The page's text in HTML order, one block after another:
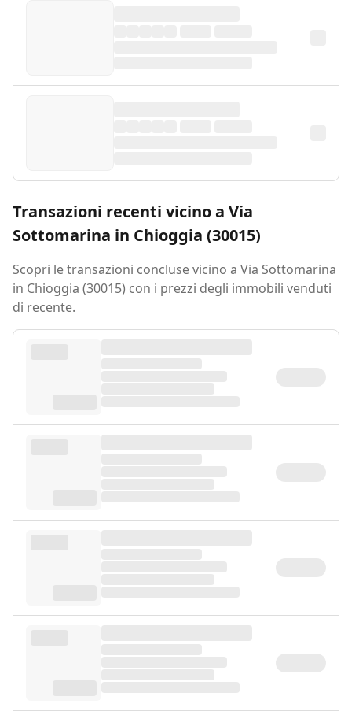
Transazioni recenti vicino a Via
Sottomarina in Chioggia (30015)
Scopri le transazioni concluse vicino a Via Sottomarina
in Chioggia (30015) con i prezzi degli immobili venduti
di recente.